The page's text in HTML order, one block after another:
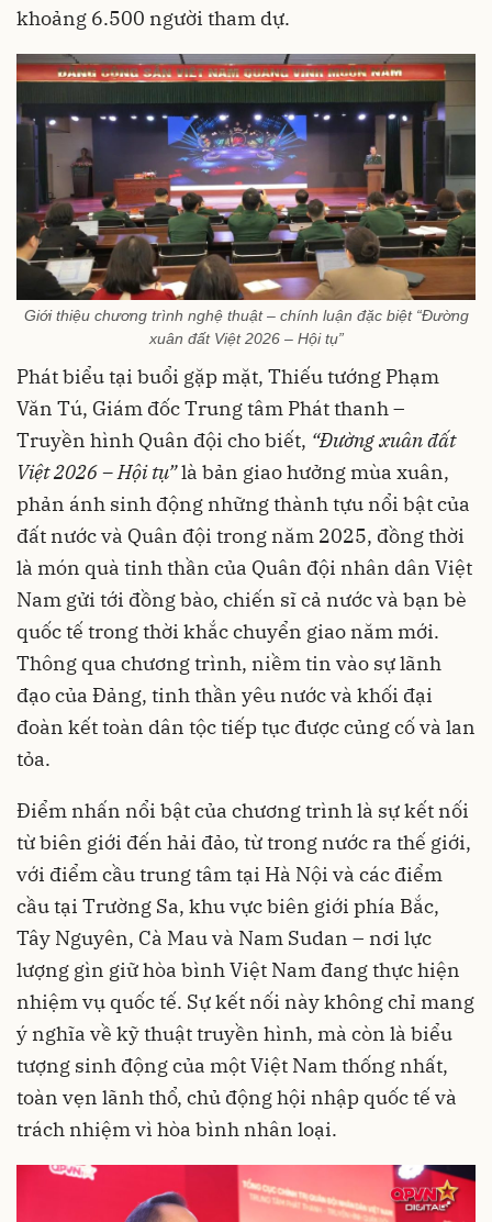
khoảng 6.500 người tham dự.
Giới thiệu chương trình nghệ thuật – chính luận đặc biệt “Đường
xuân đất Việt 2026 – Hội tụ”
Phát biểu tại buổi gặp mặt, Thiếu tướng Phạm
Văn Tú, Giám đốc Trung tâm Phát thanh –
Truyền hình Quân đội cho biết, “Đường xuân đất
Việt 2026 – Hội tụ”là bản giao hưởng mùa xuân,
phản ánh sinh động những thành tựu nổi bật của
đất nước và Quân đội trong năm 2025, đồng thời
là món quà tinh thần của Quân đội nhân dân Việt
Nam gửi tới đồng bào, chiến sĩ cả nước và bạn bè
quốc tế trong thời khắc chuyển giao năm mới.
Thông qua chương trình, niềm tin vào sự lãnh
đạo của Đảng, tinh thần yêu nước và khối đại
đoàn kết toàn dân tộc tiếp tục được củng cố và lan
tỏa.
Điểm nhấn nổi bật của chương trình là sự kết nối
từ biên giới đến hải đảo, từ trong nước ra thế giới,
với điểm cầu trung tâm tại Hà Nội và các điểm
cầu tại Trường Sa, khu vực biên giới phía Bắc,
Tây Nguyên, Cà Mau và Nam Sudan – nơi lực
lượng gìn giữ hòa bình Việt Nam đang thực hiện
nhiệm vụ quốc tế. Sự kết nối này không chỉ mang
ý nghĩa về kỹ thuật truyền hình, mà còn là biểu
tượng sinh động của một Việt Nam thống nhất,
toàn vẹn lãnh thổ, chủ động hội nhập quốc tế và
trách nhiệm vì hòa bình nhân loại.